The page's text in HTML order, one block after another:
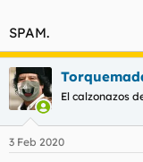
SPAM.
El calzonazos
3 Feb 2020